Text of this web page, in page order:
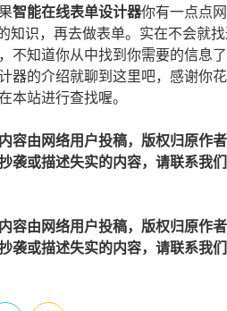
智能在线表单设计器你有一点点
知识，再去做表单。实在不会就
不知道你从中找到你需要的信息
器的介绍就聊到这里吧，感谢你
本站进行查找喔。
容由网络用户投稿，版权归原作
袭或描述失实的内容，请联系我
容由网络用户投稿，版权归原作
袭或描述失实的内容，请联系我